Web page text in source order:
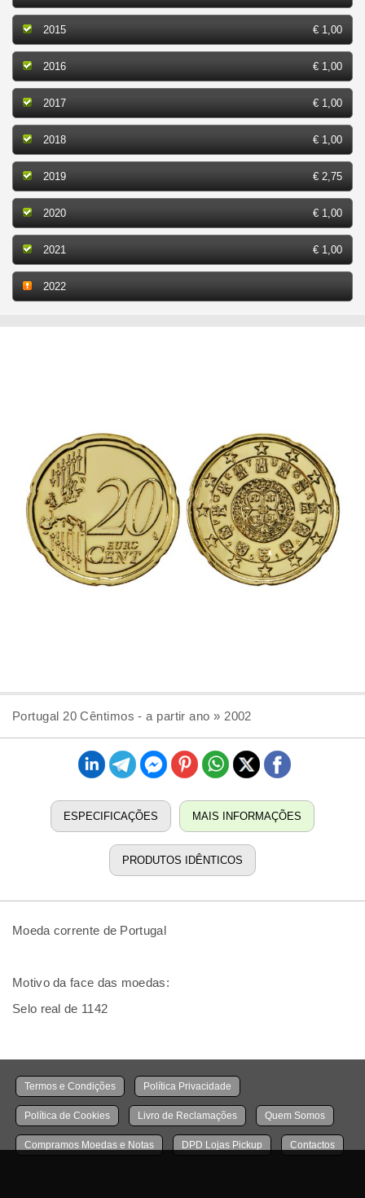
2015 € 1,00
2016 € 1,00
2017 € 1,00
2018 € 1,00
2019 € 2,75
2020 € 1,00
2021 € 1,00
2022
Portugal 20 Cêntimos - a partir ano » 2002
ESPECIFICAÇÕES MAIS INFORMAÇÕES
PRODUTOS IDÊNTICOS
Moeda corrente de Portugal
Motivo da face das moedas:
Selo real de 1142
Termos e Condições Política Privacidade
Política de Cookies Livro de Reclamações Quem Somos
Compramos Moedas e Notas DPD Lojas Pickup Contactos